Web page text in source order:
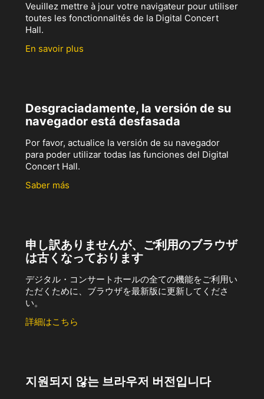
Veuillez mettre à jour votre navigateur pour utiliser
toutes les fonctionnalités de la Digital Concert
Hall.
En savoir plus
Desgraciadamente, la versión de su
navegador está desfasada
Por favor, actualice la versión de su navegador
para poder utilizar todas las funciones del Digital
Concert Hall.
Saber más
申し訳ありませんが、ご利用のブラウザ
は古くなっております
デジタル・コンサートホールの全ての機能をご利用い
ただくために、ブラウザを最新版に更新してくださ
い。
詳細はこちら
지원되지 않는 브라우저 버전입니다